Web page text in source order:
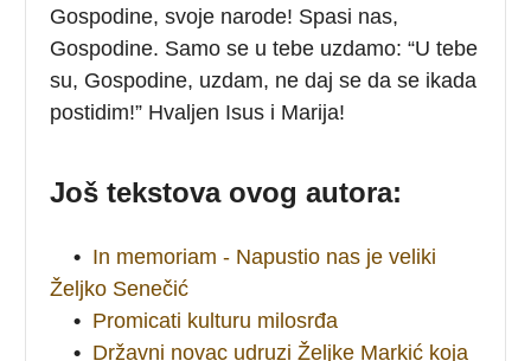
Gospodine, svoje narode! Spasi nas,
Gospodine. Samo se u tebe uzdamo: “U tebe
su, Gospodine, uzdam, ne daj se da se ikada
postidim!” Hvaljen Isus i Marija!
Još tekstova ovog autora:
• In memoriam - Napustio nas je veliki
Željko Senečić
• Promicati kulturu milosrđa
• Državni novac udruzi Željke Markić koja